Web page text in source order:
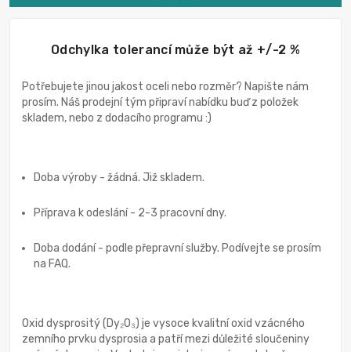
Odchylka tolerancí může být až +/-2 %
Potřebujete jinou jakost oceli nebo rozměr? Napište nám
prosím. Náš prodejní tým připraví nabídku buď z položek
skladem, nebo z dodacího programu :)
Doba výroby - žádná. Již skladem.
Příprava k odeslání - 2-3 pracovní dny.
Doba dodání - podle přepravní služby. Podívejte se prosím
na FAQ.
Oxid dysprositý (Dy₂O₃) je vysoce kvalitní oxid vzácného
zemního prvku dysprosia a patří mezi důležité sloučeniny